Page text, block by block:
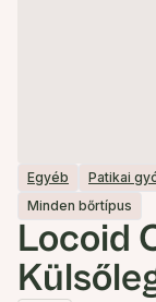
Egyéb
Patikai
Minden bőrtípus
Locoid